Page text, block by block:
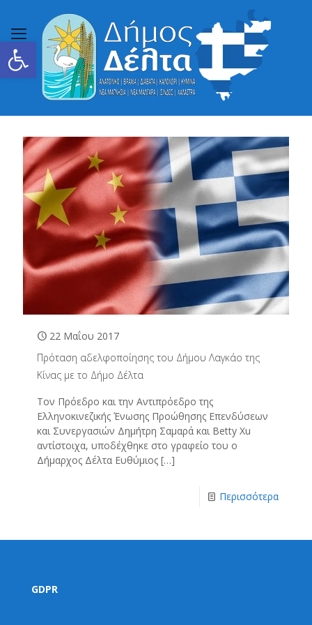
Ανοίξτε τη γραμμή εργαλείων
22 Μαΐου 2017
Πρόταση αδελφοποίησης του Δήμου Λαγκάο της
Κίνας με το Δήμο Δέλτα
Τον Πρόεδρο και την Αντιπρόεδρο της
Ελληνοκινεζικής Ένωσης Προώθησης Επενδύσεων
και Συνεργασιών Δημήτρη Σαμαρά και Betty Xu
αντίστοιχα, υποδέχθηκε στο γραφείο του ο
Δήμαρχος Δέλτα Ευθύμιος […]
Περισσότερα
GDPR